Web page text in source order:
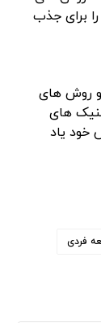
برای جذب
و روش های
های
خود یاد
فردی